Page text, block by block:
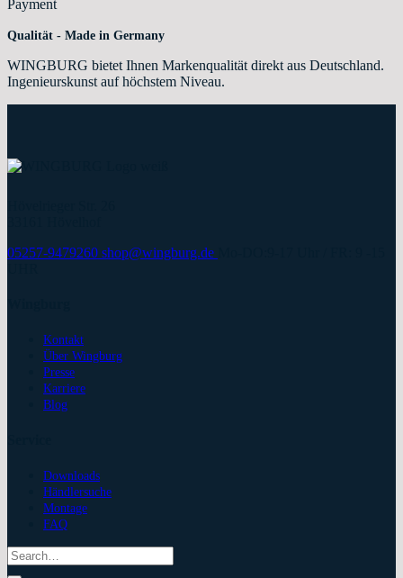
Qualität - Made in Germany
WINGBURG bietet Ihnen Markenqualität direkt aus Deutschland.
Ingenieurskunst auf höchstem Niveau.
05257-9479260 shop@wingburg.de
Kontakt
Über Wingburg
Presse
Karriere
Blog
Downloads
Händlersuche
Montage
FAQ
Search
for: